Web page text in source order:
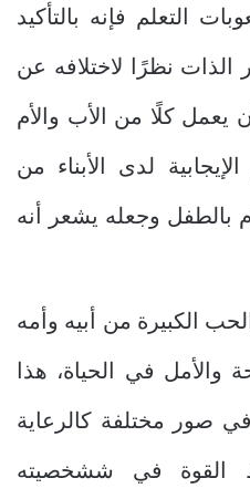
التعلم فإنه بالتأكيد
نظرًا لاختلافه عن
أن يعمل كلًا من الأب والأم
لدى الأبناء من
بالطفل وجعله يشعر أنه
الكبيرة من أبيه وأمه
والأمل في الحياة، هذا
صور مختلفة كالرعاية
القوة في ششخصيته